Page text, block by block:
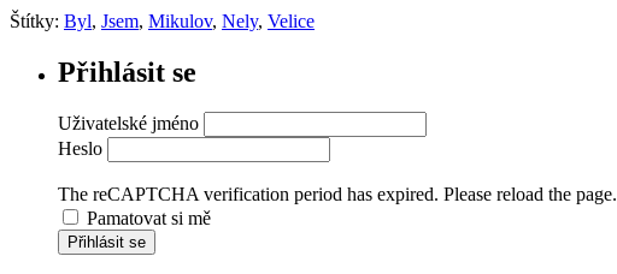
Štítky: Byl, Jsem, Mikulov, Nely, Velice
Přihlásit se
Uživatelské jméno
Heslo
The reCAPTCHA verification period has expired. Please reload the page.
Pamatovat si mě
Přihlásit se